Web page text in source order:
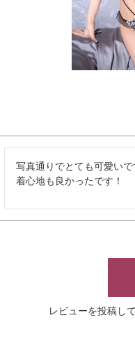
写真通りでとても可愛い
着心地も良かったです！
レビューを投稿し